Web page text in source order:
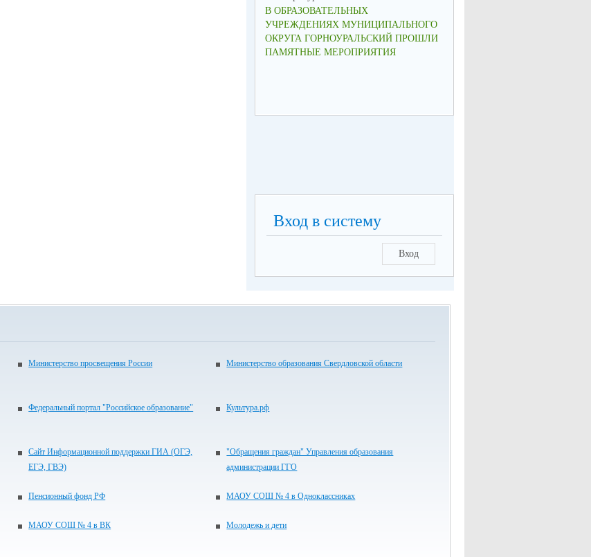
В ОБРАЗОВАТЕЛЬНЫХ
УЧРЕЖДЕНИЯХ МУНИЦИПАЛЬНОГО
ОКРУГА ГОРНОУРАЛЬСКИЙ ПРОШЛИ
ПАМЯТНЫЕ МЕРОПРИЯТИЯ
Вход в систему
Вход
Министерство просвещения России Министерство образования Свердловской области
Федеральный портал "Российское образование" Культура.рф
Сайт Информационной поддержки ГИА (ОГЭ,
ЕГЭ, ГВЭ)
"Обращения граждан" Управления образования
администрации ГГО
Пенсионный фонд РФ МАОУ СОШ № 4 в Одноклассниках
МАОУ СОШ № 4 в ВК Молодежь и дети